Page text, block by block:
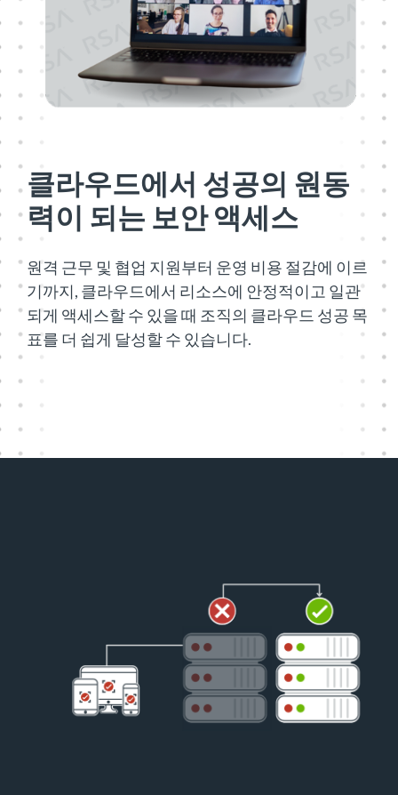
클라우드에서 성공의 원동
력이 되는 보안 액세스
원격 근무 및 협업 지원부터 운영 비용 절감에 이르
기까지, 클라우드에서 리소스에 안정적이고 일관
되게 액세스할 수 있을 때 조직의 클라우드 성공 목
표를 더 쉽게 달성할 수 있습니다.